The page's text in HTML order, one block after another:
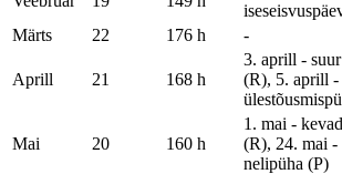
Märts
22 176 h -
Aprill 21 168 h
3. aprill -
(R), 5. aprill -
Mai 20 160 h
1. mai -
(R), 24. mai -
nelipüha (P)